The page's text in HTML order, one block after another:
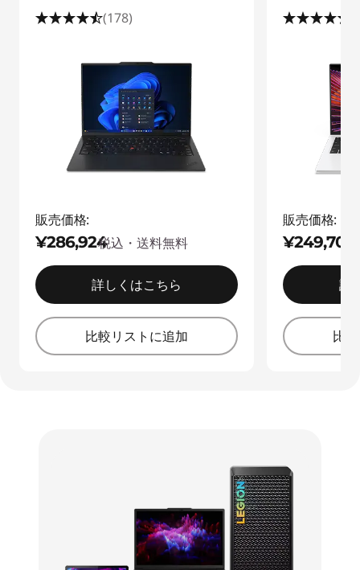
(178)
販売価格:
¥286,924税込・送料無料
詳しくはこちら
比較リストに追加
販売価格:
¥249,700
詳
比